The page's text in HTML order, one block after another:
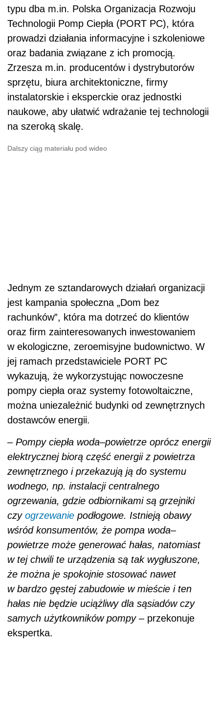
typu dba m.in. Polska Organizacja Rozwoju
Technologii Pomp Ciepła (PORT PC), która
prowadzi działania informacyjne i szkoleniowe
oraz badania związane z ich promocją.
Zrzesza m.in. producentów i dystrybutorów
sprzętu, biura architektoniczne, firmy
instalatorskie i eksperckie oraz jednostki
naukowe, aby ułatwić wdrażanie tej technologii
na szeroką skalę.
Dalszy ciąg materiału pod wideo
Jednym ze sztandarowych działań organizacji
jest kampania społeczna „Dom bez
rachunków”, która ma dotrzeć do klientów
oraz firm zainteresowanych inwestowaniem
w ekologiczne, zeroemisyjne budownictwo. W
jej ramach przedstawiciele PORT PC
wykazują, że wykorzystując nowoczesne
pompy ciepła oraz systemy fotowoltaiczne,
można uniezależnić budynki od zewnętrznych
dostawców energii.
– Pompy ciepła woda–powietrze oprócz energii
elektrycznej biorą część energii z powietrza
zewnętrznego i przekazują ją do systemu
wodnego, np. instalacji centralnego
ogrzewania, gdzie odbiornikami są grzejniki
czy ogrzewanie podłogowe. Istnieją obawy
wśród konsumentów, że pompa woda–
powietrze może generować hałas, natomiast
w tej chwili te urządzenia są tak wygłuszone,
że można je spokojnie stosować nawet
w bardzo gęstej zabudowie w mieście i ten
hałas nie będzie uciążliwy dla sąsiadów czy
samych użytkowników pompy – przekonuje
ekspertka.